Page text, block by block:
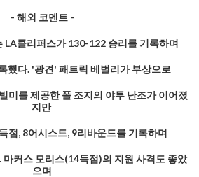
- 해외 코멘트 -
LA클리퍼스가 130-122 승리를 기록하며
했다. '광견' 패트릭 베벌리가 부상으로
미를 제공한 폴 조지의 야투 난조가 이어졌
지만
점, 8어시스트, 9리바운드를 기록하며
마커스 모리스(14득점)의 지원 사격도 좋았
으며